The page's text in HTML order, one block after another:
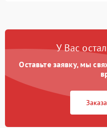
Образование конденсата
Сбой в работе инвертора
У Вас
Оставьте заявку, мы